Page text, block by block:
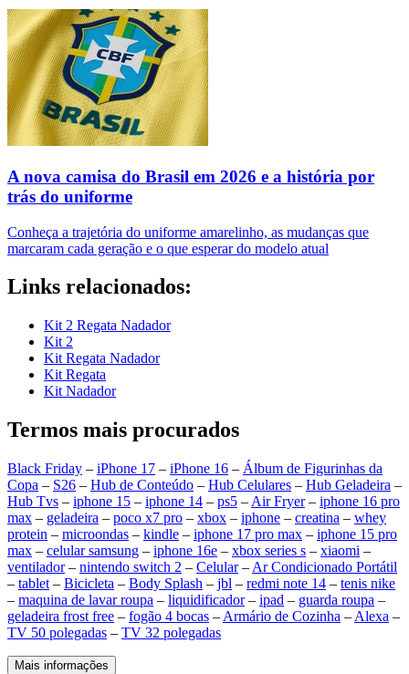
A nova camisa do Brasil em 2026 e a história por
trás do uniforme
Conheça a trajetória do uniforme amarelinho, as mudanças que
marcaram cada geração e o que esperar do modelo atual
Links relacionados:
Kit 2 Regata Nadador
Kit 2
Kit Regata Nadador
Kit Regata
Kit Nadador
Termos mais procurados
Black Friday – iPhone 17 – iPhone 16 – Álbum de Figurinhas da
Copa – S26 – Hub de Conteúdo – Hub Celulares – Hub Geladeira –
Hub Tvs – iphone 15 – iphone 14 – ps5 – Air Fryer– iphone 16 pro
max – geladeira – poco x7 pro – xbox – iphone – creatina – whey
protein – microondas – kindle – iphone 17 pro max – iphone 15 pro
max – celular samsung – iphone 16e – xbox series s – xiaomi –
ventilador– nintendo switch 2 – Celular– Ar Condicionado Portátil
– tablet – Bicicleta – Body Splash – jbl – redmi note 14 – tenis nike
– maquina de lavar roupa – liquidificador– ipad – guarda roupa –
geladeira frost free – fogão 4 bocas – Armário de Cozinha – Alexa –
TV 50 polegadas – TV 32 polegadas
Mais informações